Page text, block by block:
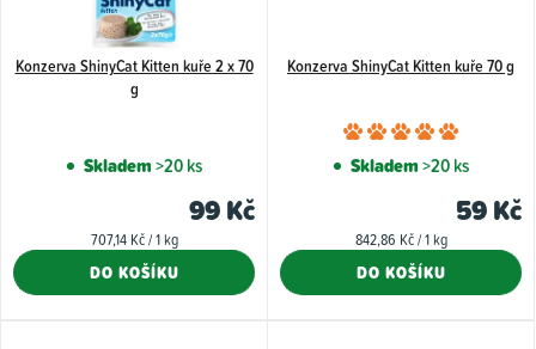
Konzerva ShinyCat Kitten kuře 2 x 70
g
Skladem>20 ks
99 Kč
Měrná
707,14 Kč / 1 kg
DO KOŠÍKU
Konzerva ShinyCat Kitten kuře 70 g
je
5,0
Skladem>20 ks
59 Kč
Měrná
842,86 Kč / 1 kg
DO KOŠÍKU